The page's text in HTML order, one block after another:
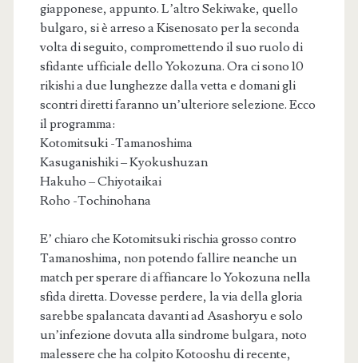
giapponese, appunto. L’altro Sekiwake, quello
bulgaro, si è arreso a Kisenosato per la seconda
volta di seguito, compromettendo il suo ruolo di
sfidante ufficiale dello Yokozuna. Ora ci sono 10
rikishi a due lunghezze dalla vetta e domani gli
scontri diretti faranno un’ulteriore selezione. Ecco
il programma:
Kotomitsuki -Tamanoshima
Kasuganishiki – Kyokushuzan
Hakuho – Chiyotaikai
Roho -Tochinohana
E’ chiaro che Kotomitsuki rischia grosso contro
Tamanoshima, non potendo fallire neanche un
match per sperare di affiancare lo Yokozuna nella
sfida diretta. Dovesse perdere, la via della gloria
sarebbe spalancata davanti ad Asashoryu e solo
un’infezione dovuta alla sindrome bulgara, noto
malessere che ha colpito Kotooshu di recente,